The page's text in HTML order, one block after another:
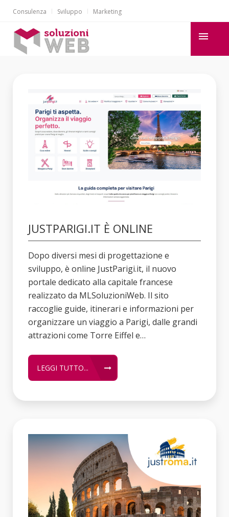
Consulenza Sviluppo Marketing
JUSTPARIGI.IT È ONLINE
Dopo diversi mesi di progettazione e
sviluppo, è online JustParigi.it, il nuovo
portale dedicato alla capitale francese
realizzato da MLSoluzioniWeb. Il sito
raccoglie guide, itinerari e informazioni per
organizzare un viaggio a Parigi, dalle grandi
attrazioni come Torre Eiffel e…
LEGGI TUTTO...